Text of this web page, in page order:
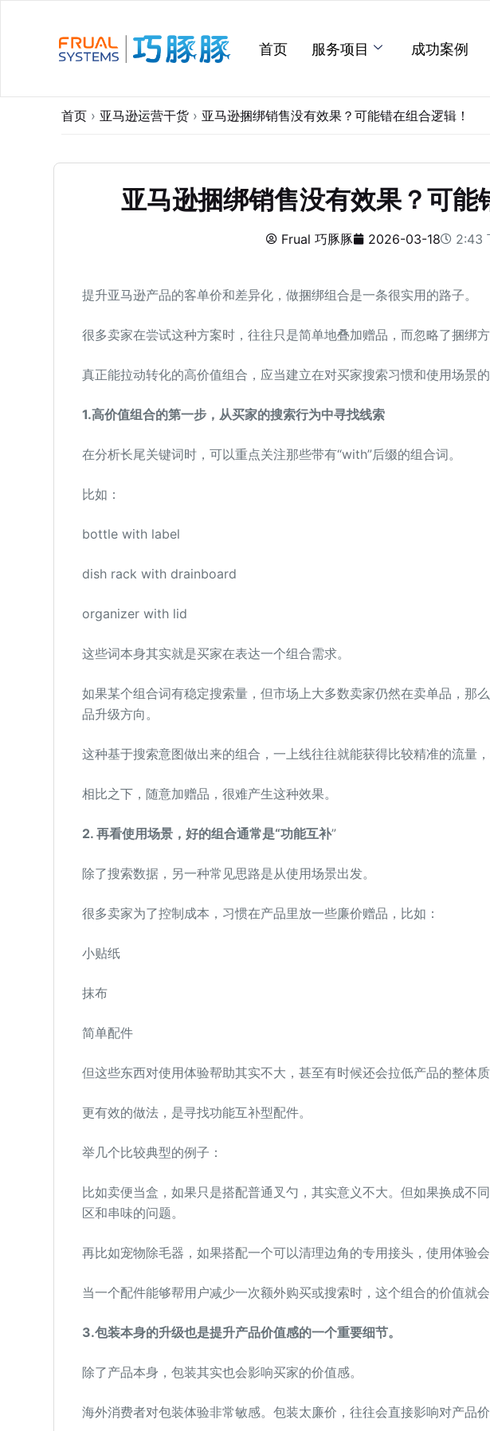
首页 服务项目 成功案例
首页 › 亚马逊运营干货 › 亚马逊捆绑销售没有效果？可能错在组合逻辑！
亚马逊捆绑销售没有效果？可能
Frual 巧豚豚 2026-03-18 2:43
提升亚马逊产品的客单价和差异化，做捆绑组合是一条很实用的路子。
很多卖家在尝试这种方案时，往往只是简单地叠加赠品，而忽略了捆绑方
真正能拉动转化的高价值组合，应当建立在对买家搜索习惯和使用场景的
1.高价值组合的第一步，从买家的搜索行为中寻找线索
在分析长尾关键词时，可以重点关注那些带有“with”后缀的组合词。
比如：
bottle with label
dish rack with drainboard
organizer with lid
这些词本身其实就是买家在表达一个组合需求。
如果某个组合词有稳定搜索量，但市场上大多数卖家仍然在卖单品，那
品升级方向。
这种基于搜索意图做出来的组合，一上线往往就能获得比较精准的流量
相比之下，随意加赠品，很难产生这种效果。
2. 再看使用场景，好的组合通常是“功能互补”
除了搜索数据，另一种常见思路是从使用场景出发。
很多卖家为了控制成本，习惯在产品里放一些廉价赠品，比如：
小贴纸
抹布
简单配件
但这些东西对使用体验帮助其实不大，甚至有时候还会拉低产品的整体质
更有效的做法，是寻找功能互补型配件。
举几个比较典型的例子：
比如卖便当盒，如果只是搭配普通叉勺，其实意义不大。但如果换成不
区和串味的问题。
再比如宠物除毛器，如果搭配一个可以清理边角的专用接头，使用体验会
当一个配件能够帮用户减少一次额外购买或搜索时，这个组合的价值就会
3.包装本身的升级也是提升产品价值感的一个重要细节。
除了产品本身，包装其实也会影响买家的价值感。
海外消费者对包装体验非常敏感。包装太廉价，往往会直接影响对产品价